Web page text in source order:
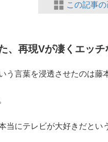
この記事の
、再現Vが凄くエッチ
言葉を浸透させたのは藤
にテレビが大好きだとい